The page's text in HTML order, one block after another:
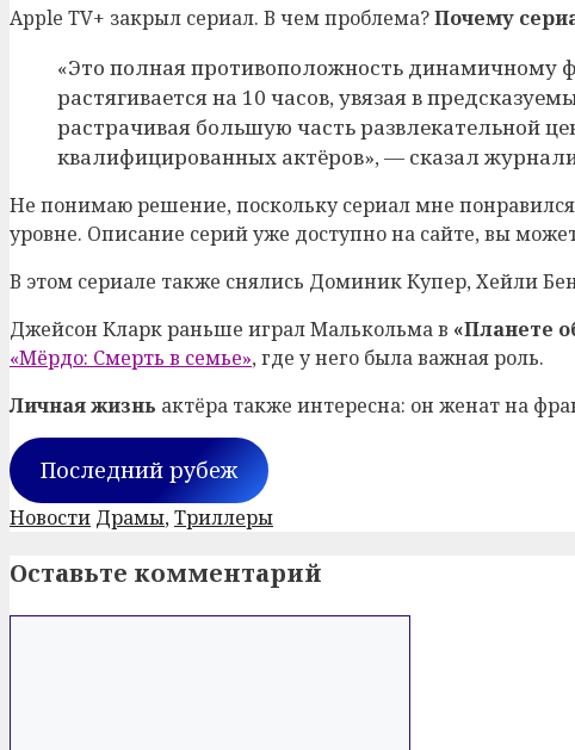
Apple TV+ закрыл сериал. В чем проблема?Почему
«Это полная противоположность динамичному
растягивается на 10 часов, увязая в
растрачивая большую часть развлекательной
квалифицированных актёров», — сказал
Не понимаю решение, поскольку сериал мне
уровне. Описание серий уже доступно на сайте, вы
В этом сериале также снялись Доминик Купер, Хейли
Джейсон Кларк раньше играл Малькольма в «Планете
«Мёрдо: Смерть в семье», где у него была важная роль.
Личная жизнь актёра также интересна: он женат на
Последний рубеж
Рубрики
Новости Метки
Драмы,Триллеры
Оставьте комментарий